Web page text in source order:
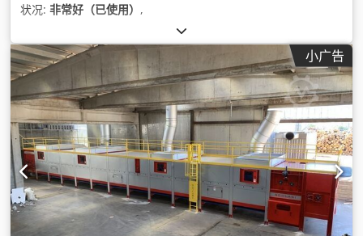
状况: 非常好（已使用） ,
小广告